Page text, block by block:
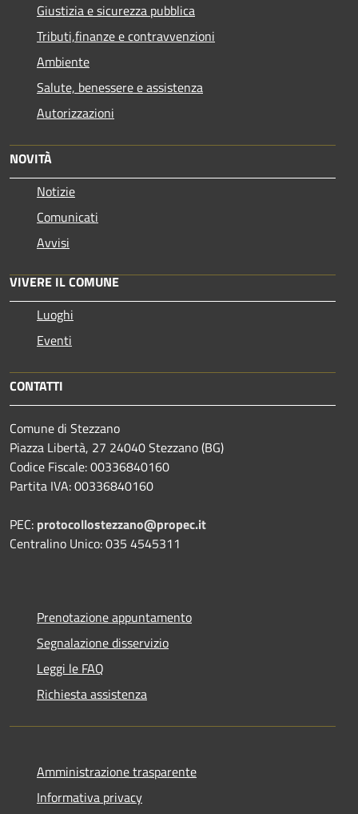
Giustizia e sicurezza pubblica
Tributi,finanze e contravvenzioni
Ambiente
Salute, benessere e assistenza
Autorizzazioni
NOVITÀ
Notizie
Comunicati
Avvisi
VIVERE IL COMUNE
Luoghi
Eventi
CONTATTI
Comune di Stezzano
Piazza Libertà, 27 24040 Stezzano (BG)
Codice Fiscale: 00336840160
Partita IVA: 00336840160
PEC: protocollostezzano@propec.it
Centralino Unico: 035 4545311
Prenotazione appuntamento
Segnalazione disservizio
Leggi le FAQ
Richiesta assistenza
Amministrazione trasparente
Informativa privacy